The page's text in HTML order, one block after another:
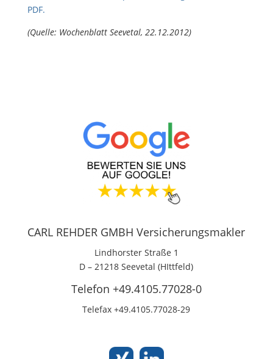
PDF.
(Quelle: Wochenblatt Seevetal, 22.12.2012)
CARL REHDER GMBH Versicherungsmakler
Lindhorster Straße 1
D – 21218 Seevetal (HIttfeld)
Telefon +49.4105.77028-0
Telefax +49.4105.77028-29